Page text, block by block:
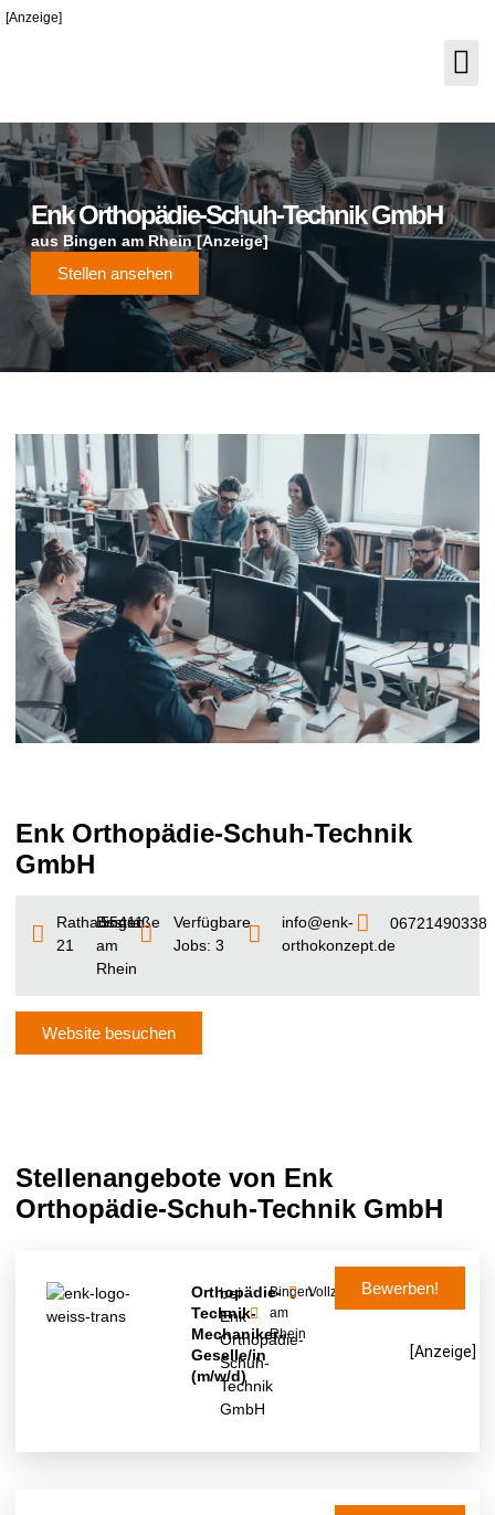
[Anzeige]
Enk Orthopädie-Schuh-Technik GmbH
aus Bingen am Rhein [Anzeige]
Stellen ansehen
Enk Orthopädie-Schuh-Technik
GmbH
Rathausstraße
21
55411
Bingen
am
Rhein
Verfügbare
Jobs: 3
info@enk-
orthokonzept.de
06721490338
Website besuchen
Stellenangebote von Enk
Orthopädie-Schuh-Technik GmbH
Orthopädie-
Technik-
Mechaniker-
Geselle/in
(m/w/d)
bei
Enk
Orthopädie-
Schuh-
Technik
GmbH
Bingen
am
Rhein
Vollzeit
[Anzeige]
Bewerben!